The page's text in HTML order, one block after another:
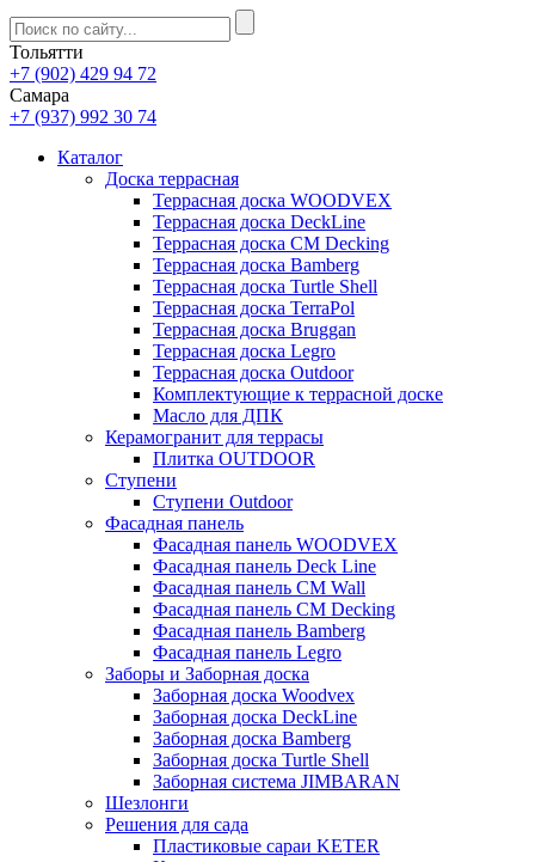
Тольятти
+7 (902) 429 94 72
Самара
+7 (937) 992 30 74
Каталог
Доска террасная
Террасная доска WOODVEX
Террасная доска DeckLine
Террасная доска CM Decking
Террасная доска Bamberg
Террасная доска Turtle Shell
Террасная доска TerraPol
Террасная доска Bruggan
Террасная доска Legro
Террасная доска Outdoor
Комплектующие к террасной доске
Масло для ДПК
Керамогранит для террасы
Плитка OUTDOOR
Ступени
Ступени Outdoor
Фасадная панель
Фасадная панель WOODVEX
Фасадная панель Deck Line
Фасадная панель CM Wall
Фасадная панель CM Decking
Фасадная панель Bamberg
Фасадная панель Legro
Заборы и Заборная доска
Заборная доска Woodvex
Заборная доска DeckLine
Заборная доска Bamberg
Заборная доска Turtle Shell
Заборная система JIMBARAN
Шезлонги
Решения для сада
Пластиковые сараи KETER